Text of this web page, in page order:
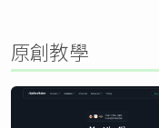
原創教學